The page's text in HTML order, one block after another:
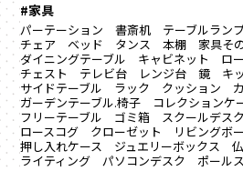
#家具
パーテーション 書斎机 テーブルラン
チェア
ベッド タンス 本棚 家具そ
ダイニングテーブル
キャビネット ロ
チェスト
テレビ台 レンジ台 鏡 キ
サイドテーブル
ラック クッション
ガーデンテーブル.椅子
コレクションケ
フリーテーブル
ゴミ箱 スクールデスク
ロースコグ
クローゼット リビングボ
押し入れケース
ジュエリーボックス
ライティング
パソコンデスク ポール